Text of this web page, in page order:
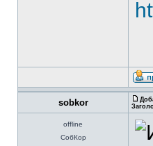
sobkor
offline
СобКор